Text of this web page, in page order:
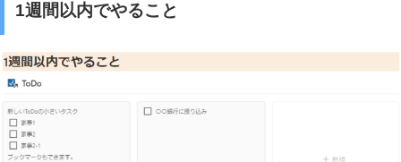
1週間以内でやること